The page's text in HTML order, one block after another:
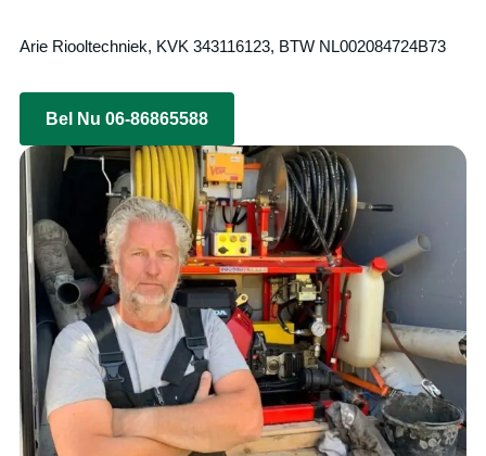
Arie Riooltechniek, KVK 343116123, BTW NL002084724B73
Bel Nu 06-86865588